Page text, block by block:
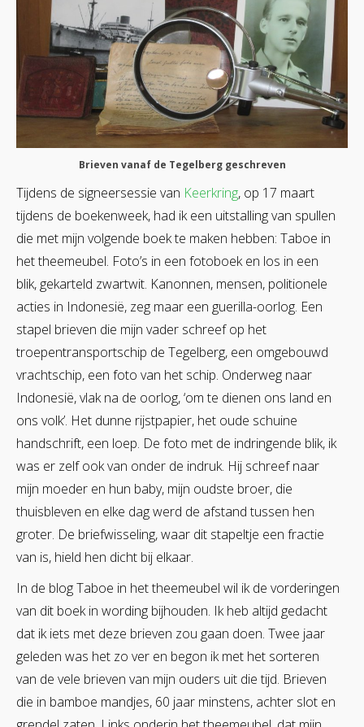
Brieven vanaf de Tegelberg geschreven
Tijdens de signeersessie van Keerkring, op 17 maart
tijdens de boekenweek, had ik een uitstalling van spullen
die met mijn volgende boek te maken hebben: Taboe in
het theemeubel. Foto’s in een fotoboek en los in een
blik, gekarteld zwartwit. Kanonnen, mensen, politionele
acties in Indonesië, zeg maar een guerilla-oorlog. Een
stapel brieven die mijn vader schreef op het
troepentransportschip de Tegelberg, een omgebouwd
vrachtschip, een foto van het schip. Onderweg naar
Indonesië, vlak na de oorlog, ‘om te dienen ons land en
ons volk’. Het dunne rijstpapier, het oude schuine
handschrift, een loep. De foto met de indringende blik, ik
was er zelf ook van onder de indruk. Hij schreef naar
mijn moeder en hun baby, mijn oudste broer, die
thuisbleven en elke dag werd de afstand tussen hen
groter. De briefwisseling, waar dit stapeltje een fractie
van is, hield hen dicht bij elkaar.
In de blog Taboe in het theemeubel wil ik de vorderingen
van dit boek in wording bijhouden. Ik heb altijd gedacht
dat ik iets met deze brieven zou gaan doen. Twee jaar
geleden was het zo ver en begon ik met het sorteren
van de vele brieven van mijn ouders uit die tijd. Brieven
die in bamboe mandjes, 60 jaar minstens, achter slot en